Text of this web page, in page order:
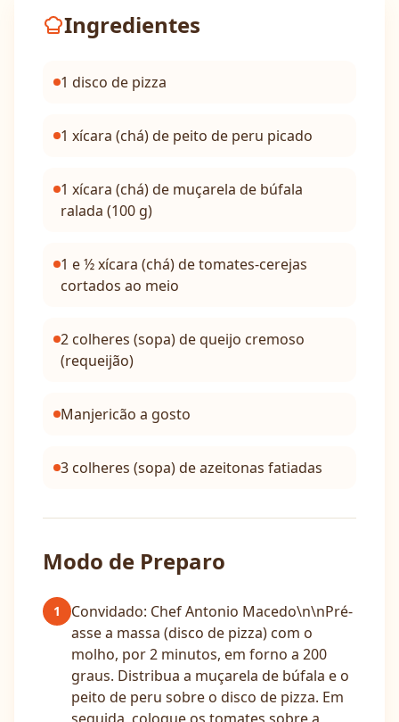
Ingredientes
1 disco de pizza
1 xícara (chá) de peito de peru picado
1 xícara (chá) de muçarela de búfala
ralada (100 g)
1 e ½ xícara (chá) de tomates-cerejas
cortados ao meio
2 colheres (sopa) de queijo cremoso
(requeijão)
Manjericão a gosto
3 colheres (sopa) de azeitonas fatiadas
Modo de Preparo
1
Convidado: Chef Antonio Macedo\n\nPré-
asse a massa (disco de pizza) com o
molho, por 2 minutos, em forno a 200
graus. Distribua a muçarela de búfala e o
peito de peru sobre o disco de pizza. Em